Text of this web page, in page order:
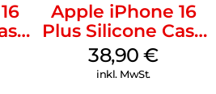
Apple iPhone 16
Plus Silicone Case
MagSafe Denim
38,90€
inkl. MwSt.